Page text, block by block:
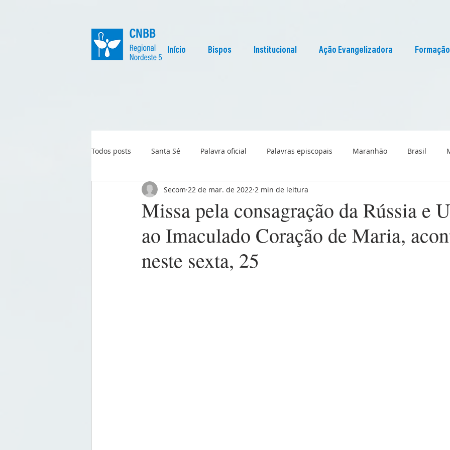
Início Bispos Institucional Ação Evangelizadora Formação
Todos posts Santa Sé Palavra oficial Palavras episcopais Maranhão Brasil
Igreja no Mundo Liturgia Pascom Maranhão
Missa pela consagração da Rússia e
ao Imaculado Coração de Maria,
neste sexta, 25
Secom 22 de mar. de 2022 2 min de leitura